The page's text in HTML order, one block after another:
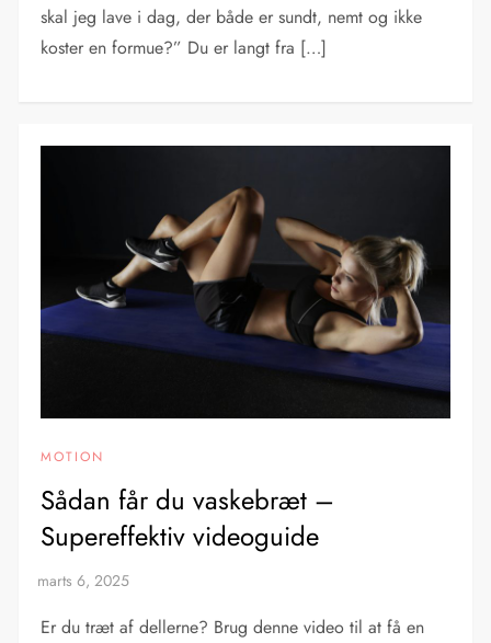
skal jeg lave i dag, der både er sundt, nemt og ikke
koster en formue?” Du er langt fra […]
MOTION
Sådan får du vaskebræt –
Supereffektiv videoguide
Er du træt af dellerne? Brug denne video til at få en